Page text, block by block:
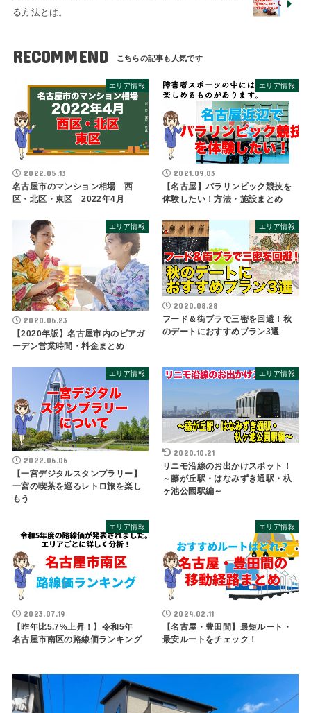
る方法とは。
RECOMMEND
エリア情報
2022.05.13
名古屋市のマンション相場 西
区・北区・東区 2022年4月
エリア情報
2021.09.03
【名古屋】パラリンピック競技を
体験したい！方法・施設まとめ
エリア情報
2020.06.23
【2020年版】名古屋市内のビアガ
ーデン営業時間・料金まとめ
エリア情報
2020.08.28
フード＆街ブラで三密を回避！秋
のデートにおすすめプラン3選
エリア情報
2022.06.06
【一宮デジタルスタンプラリー】
一宮の喫茶を巡るレトロ旅を楽し
もう
エリア情報
2020.10.21
リニモ沿線のお出かけスポット！
～藤が丘駅・はなみずき通駅・杁
ヶ池公園駅編～
エリア情報
2023.07.19
【昨年比5.7%上昇！】令和5年
名古屋市南区の路線価ランキング
エリア情報
2024.02.11
【名古屋・豊田間】最短ルート・
最安ルートをチェック！